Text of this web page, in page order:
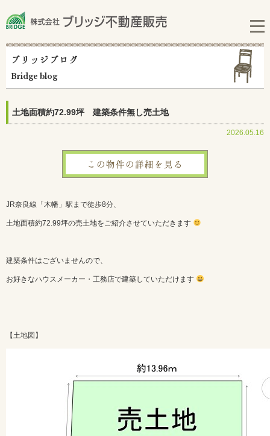
ブリッジブログ
Bridge blog
土地面積約72.99坪 建築条件無し売土地
2026.05.16
この物件の詳細を見る
JR奈良線「木幡」駅まで徒歩8分、
土地面積約72.99坪の売土地をご紹介させていただきます
建築条件はございませんので、
お好きなハウスメーカー・工務店で建築していただけます
【土地図】